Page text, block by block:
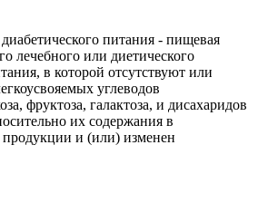
питания - пищевая
лечебного или диетического
в которой отсутствуют или
углеводов
фруктоза, галактоза, и дисахаридов
их содержания в
и (или) изменен